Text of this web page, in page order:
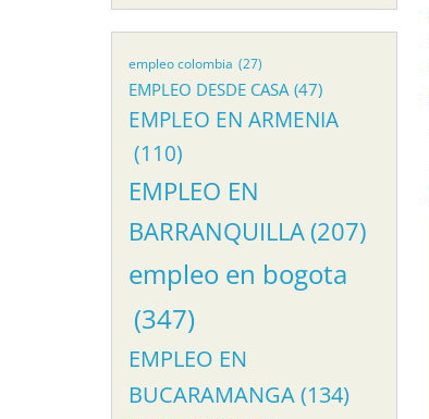
empleo colombia (27)
EMPLEO DESDE CASA (47)
EMPLEO EN ARMENIA
(110)
EMPLEO EN
BARRANQUILLA(207)
empleo en bogota
(347)
EMPLEO EN
BUCARAMANGA(134)